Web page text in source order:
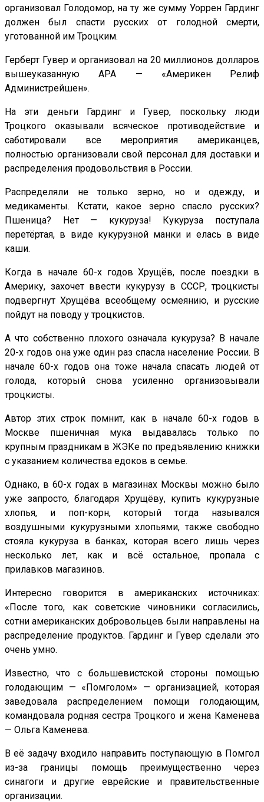
организовал Голодомор, на ту же сумму Уоррен Гардинг
должен был спасти русских от голодной смерти,
уготованной им Троцким.
Герберт Гувер и организовал на 20 миллионов долларов
вышеуказанную АРА — «Америкен Релиф
Администрейшен».
На эти деньги Гардинг и Гувер, поскольку люди
Троцкого оказывали всяческое противодействие и
саботировали все мероприятия американцев,
полностью организовали свой персонал для доставки и
распределения продовольствия в России.
Распределяли не только зерно, но и одежду, и
медикаменты. Кстати, какое зерно спасло русских?
Пшеница? Нет — кукуруза! Кукуруза поступала
перетёртая, в виде кукурузной манки и елась в виде
каши.
Когда в начале 60-х годов Хрущёв, после поездки в
Америку, захочет ввести кукурузу в СССР, троцкисты
подвергнут Хрущёва всеобщему осмеянию, и русские
пойдут на поводу у троцкистов.
А что собственно плохого означала кукуруза? В начале
20-х годов она уже один раз спасла население России. В
начале 60-х годов она тоже начала спасать людей от
голода, который снова усиленно организовывали
троцкисты.
Автор этих строк помнит, как в начале 60-х годов в
Москве пшеничная мука выдавалась только по
крупным праздникам в ЖЭКе по предъявлению книжки
с указанием количества едоков в семье.
Однако, в 60-х годах в магазинах Москвы можно было
уже запросто, благодаря Хрущёву, купить кукурузные
хлопья, и поп-корн, который тогда назывался
воздушными кукурузными хлопьями, также свободно
стояла кукуруза в банках, которая всего лишь через
несколько лет, как и всё остальное, пропала с
прилавков магазинов.
Интересно говорится в американских источниках:
«После того, как советские чиновники согласились,
сотни американских добровольцев были направлены на
распределение продуктов. Гардинг и Гувер сделали это
очень умно.
Известно, что с большевистской стороны помощью
голодающим — «Помголом» — организацией, которая
заведовала распределением помощи голодающим,
командовала родная сестра Троцкого и жена Каменева
— Ольга Каменева.
В её задачу входило направить поступающую в Помгол
из-за границы помощь преимущественно через
синагоги и другие еврейские и правительственные
организации.